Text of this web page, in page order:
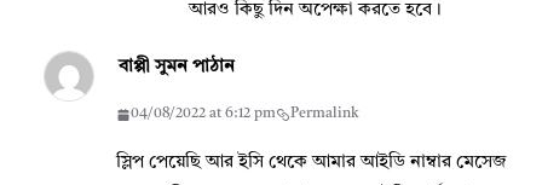
আরও কিছু দিন অপেক্ষা করতে হবে।
বাপ্পী সুমন পাঠান
04/08/2022 at 6:12 pm Permalink
স্লিপ পেয়েছি আর ইসি থেকে আমার আইডি নাম্বার মেসেজ